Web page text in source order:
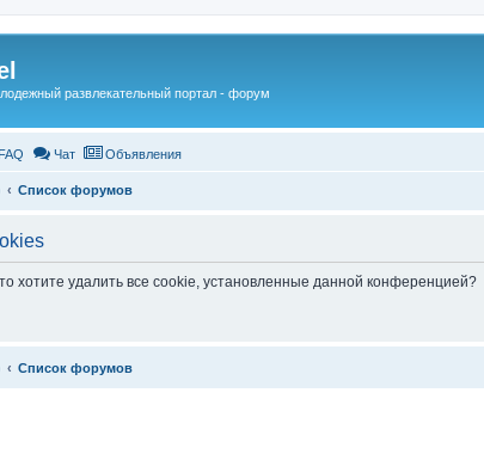
развлекательный портал - форум
FAQ Чат Объявления
Список форумов
хотите удалить все cookie, установленные данной конференцией?
Список форумов